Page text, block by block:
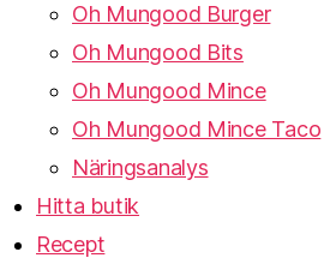
Oh Mungood Burger
Oh Mungood Bits
Oh Mungood Mince
Oh Mungood Mince Taco
Näringsanalys
Hitta butik
Recept